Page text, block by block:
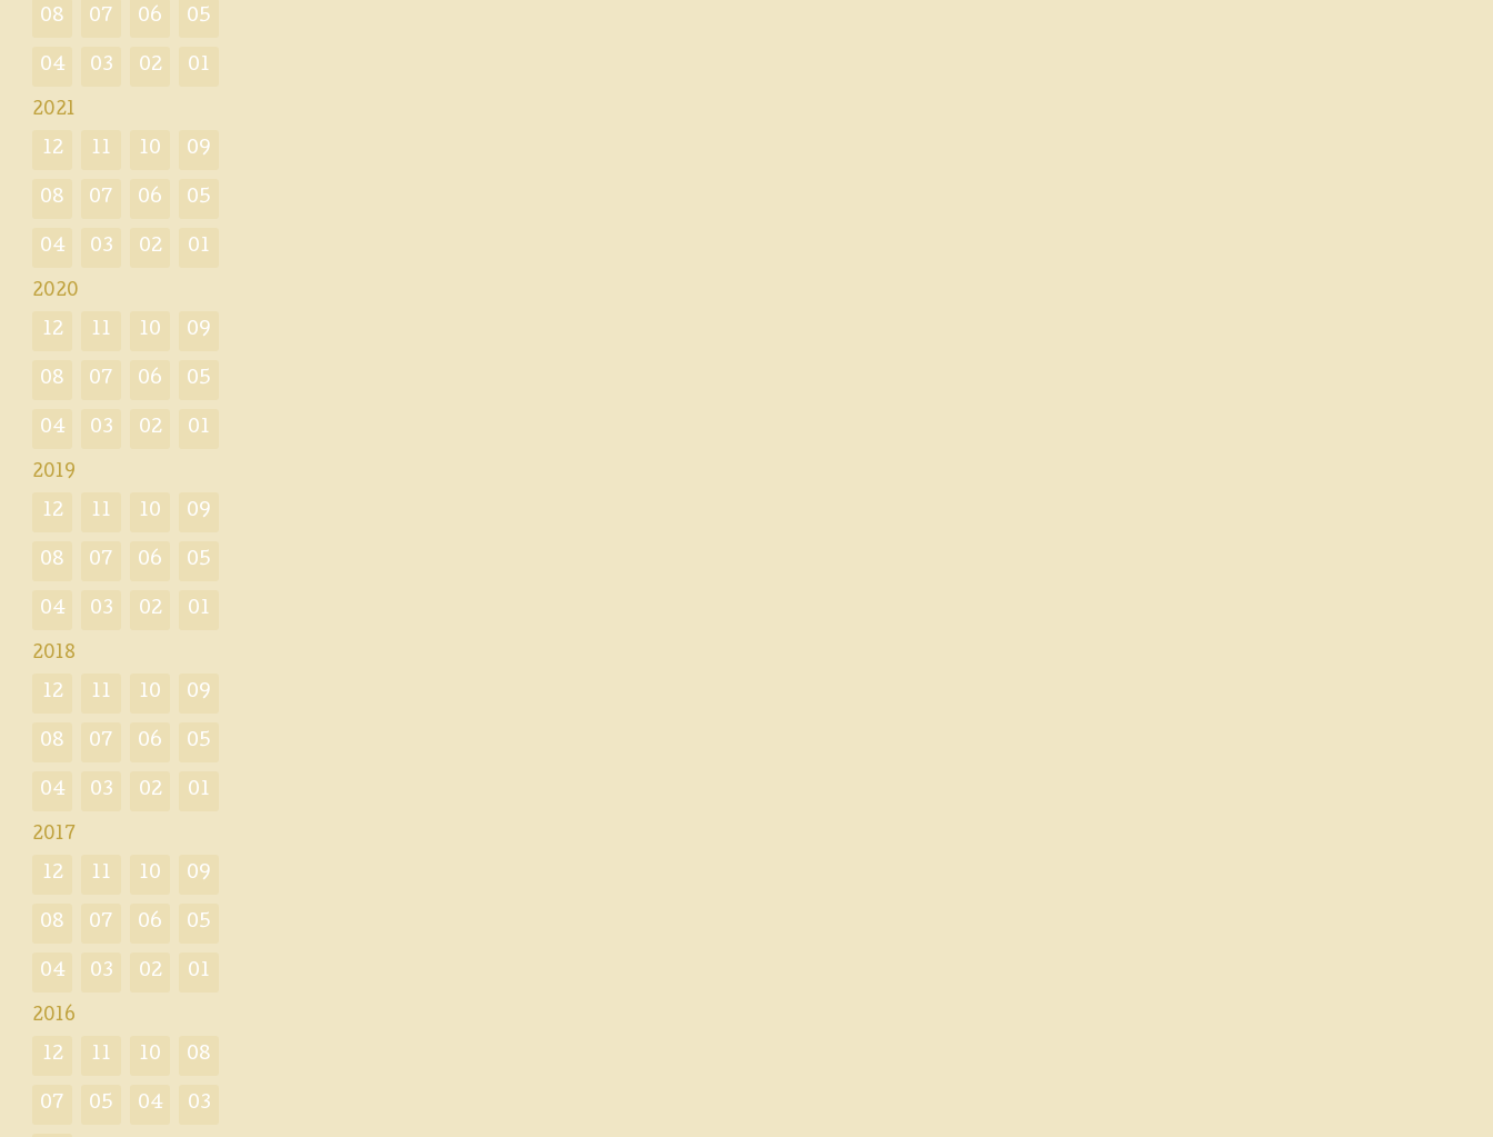
08 07 06 05
04 03 02 01
2021
12 11 10 09
08 07 06 05
04 03 02 01
2020
12 11 10 09
08 07 06 05
04 03 02 01
2019
12 11 10 09
08 07 06 05
04 03 02 01
2018
12 11 10 09
08 07 06 05
04 03 02 01
2017
12 11 10 09
08 07 06 05
04 03 02 01
2016
12 11 10 08
07 05 04 03